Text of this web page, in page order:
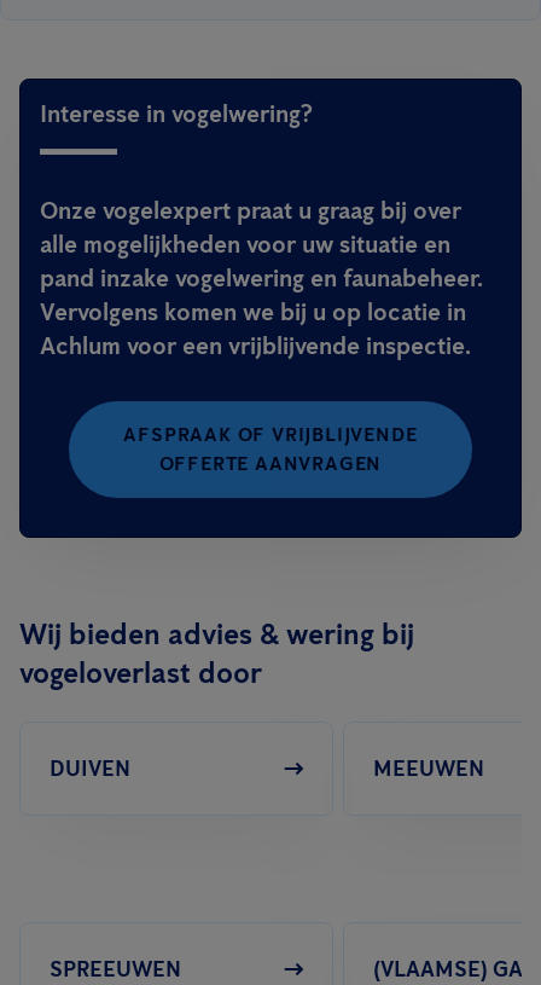
Interesse in vogelwering?
Onze vogelexpert praat u graag bij over
alle mogelijkheden voor uw situatie en
pand inzake vogelwering en faunabeheer.
Vervolgens komen we bij u op locatie in
Achlum voor een vrijblijvende inspectie.
AFSPRAAK OF VRIJBLIJVENDE
OFFERTE AANVRAGEN
Wij bieden advies & wering bij
vogeloverlast door
DUIVEN MEEUWEN
SPREEUWEN (VLAAMSE)